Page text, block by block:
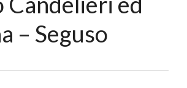
– Seguso